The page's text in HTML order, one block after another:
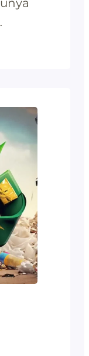
para
yang
ini